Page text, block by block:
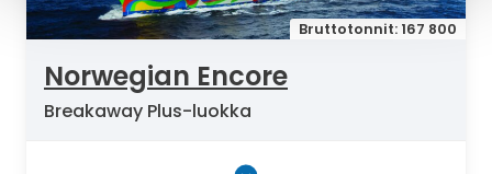
Bruttotonnit: 167 800
Norwegian Encore
Breakaway Plus-luokka